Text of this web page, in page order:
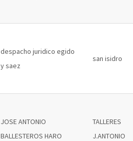
despacho juridico egido
y saez
san isidro
JOSE ANTONIO
BALLESTEROS HARO
TALLERES
J.ANTONIO